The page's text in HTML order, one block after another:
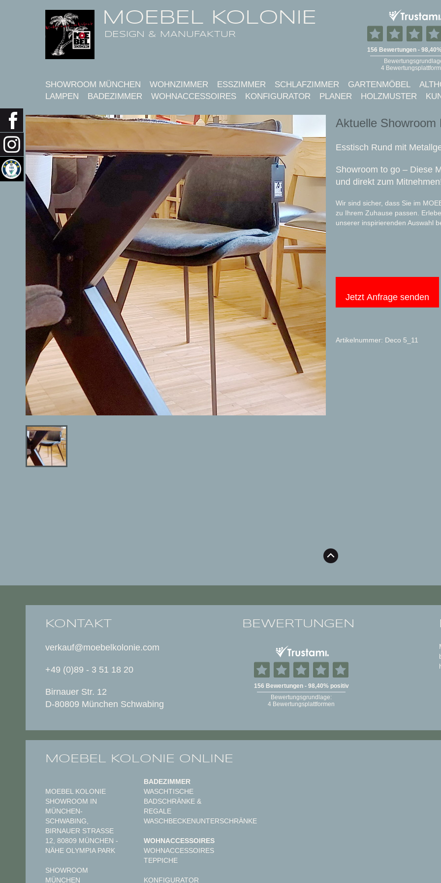
MOEBEL KOLONIE
DESIGN & MANUFAKTUR
SHOWROOM MÜNCHEN WOHNZIMMER ESSZIMMER SCHLAFZIMMER GARTENMÖBEL
LAMPEN
BADEZIMMER WOHNACCESSOIRES KONFIGURATOR PLANER HOLZMUSTER
Aktuelle Showroom
Esstisch Rund mit
Showroom to go – Diese
und direkt zum
Wir sind sicher, dass Sie im
zu Ihrem Zuhause passen.
unserer inspirierenden Auswahl
Jetzt Anfrage senden
Artikelnummer: Deco 5_11
KONTAKT
verkauf@moebelkolonie.com
+49 (0)89 - 3 51 18 20
Birnauer Str. 12
D-80809 München Schwabing
BEWERTUNGEN
MOEBEL KOLONIE ONLINE
MOEBEL KOLONIE
SHOWROOM IN
MÜNCHEN-
SCHWABING,
BIRNAUER STRASSE 1
2, 80809 MÜNCHEN - N
ÄHE OLYMPIA PARK
SHOWROOM
MÜNCHEN
BADEZIMMER
WASCHTISCHE
BADSCHRÄNKE &
REGALE
WASCHBECKENUNTERSCHRÄNKE
WOHNACCESSOIRES
WOHNACCESSOIRES
TEPPICHE
KONFIGURATOR